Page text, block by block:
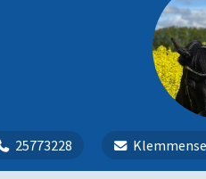
hygger sig og vigtigst af alt får en
25773228